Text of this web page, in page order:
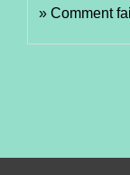
Comment